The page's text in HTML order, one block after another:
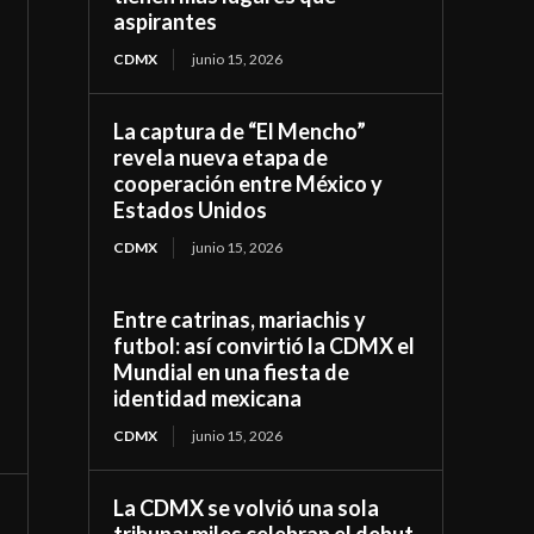
aspirantes
CDMX junio 15, 2026
La captura de “El Mencho”
revela nueva etapa de
cooperación entre México y
Estados Unidos
CDMX junio 15, 2026
Entre catrinas, mariachis y
futbol: así convirtió la CDMX el
Mundial en una fiesta de
identidad mexicana
CDMX junio 15, 2026
La CDMX se volvió una sola